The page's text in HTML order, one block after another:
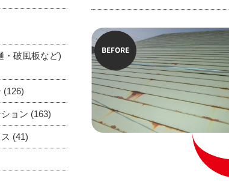
BEFORE
・破風板など)
(126)
ョン (163)
(41)